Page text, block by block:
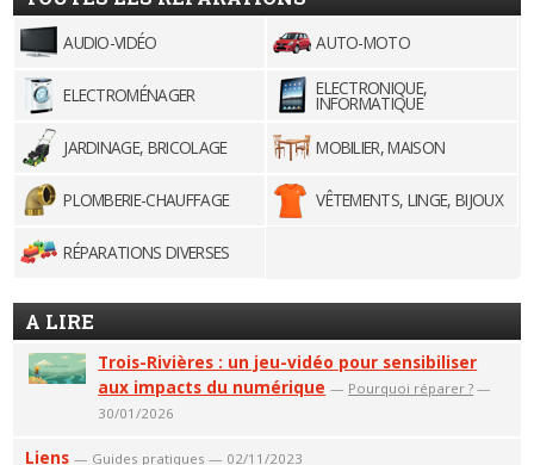
AUDIO-VIDÉO AUTO-MOTO
ELECTROMÉNAGER ELECTRONIQUE,
INFORMATIQUE
JARDINAGE, BRICOLAGE
MOBILIER, MAISON
PLOMBERIE-CHAUFFAGE VÊTEMENTS, LINGE, BIJOUX
RÉPARATIONS DIVERSES
A LIRE
Trois-Rivières : un jeu-vidéo pour sensibiliser
aux impacts du numérique — Pourquoi réparer ? —
30/01/2026
Liens — Guides pratiques — 02/11/2023